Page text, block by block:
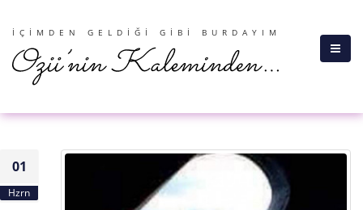
İÇIMDEN GELDIĞI GIBI BURDAYIM
01
Hzrn